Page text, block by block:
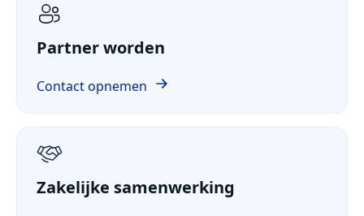
Gezondheidszorg
Financiële sector
Whitepaper
Casestudy
ComPDF AI
ComPDF Cloud
ComPDF op GitHub
Partner worden
Contact opnemen
Zakelijke samenwerking